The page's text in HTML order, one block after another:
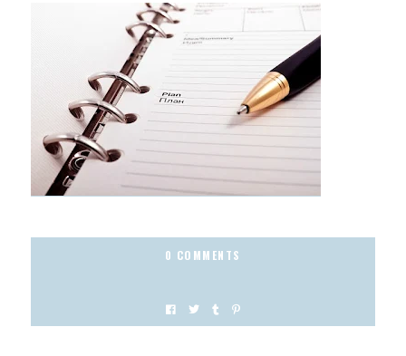
0 COMMENTS